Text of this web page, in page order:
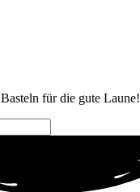
Basteln für die gute Laune!